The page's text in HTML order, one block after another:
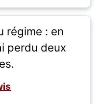
régime : en
perdu deux